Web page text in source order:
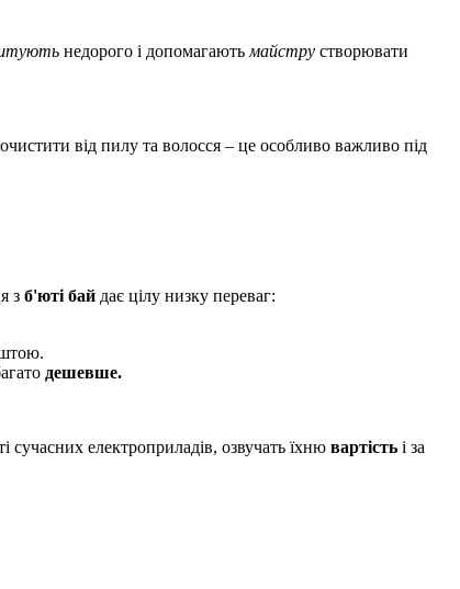
недорого і допомагають майстру створювати
від пилу та волосся – це особливо важливо під
з б'юті бай дає цілу низку переваг:
дешевше.
сучасних електроприладів, озвучать їхню вартість і за